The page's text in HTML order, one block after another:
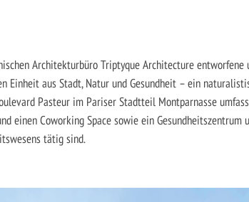
Architekturbüro Triptyque Architecture
Einheit aus Stadt, Natur und Gesundheit – ein
Pasteur im Pariser Stadtteil Montparnasse
einen Coworking Space sowie ein
tätig sind.